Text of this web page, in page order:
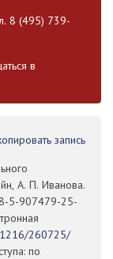
8 (495) 739-
в
запись
А. П. Иванова.
5-907479-25-
260725/
по